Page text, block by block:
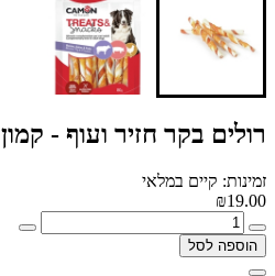
רולים בקר חזיר ועוף - קמון
זמינות: קיים במלאי
₪19.00
הוספה לסל